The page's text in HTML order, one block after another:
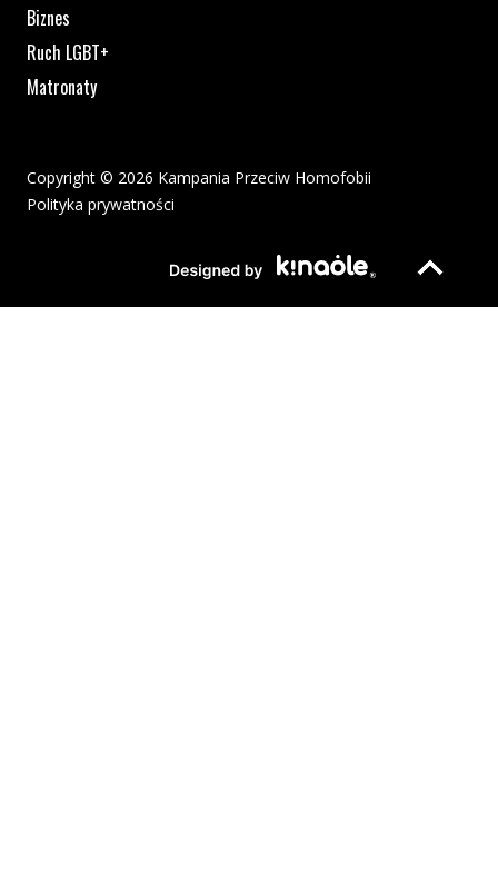
Biznes
Ruch LGBT+
Matronaty
Copyright © 2026 Kampania Przeciw Homofobii
Polityka prywatności
Strona otwiera